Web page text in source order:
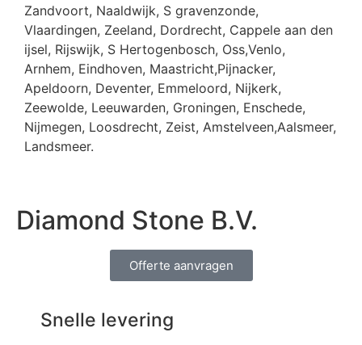
Zandvoort, Naaldwijk, S gravenzonde,
Vlaardingen, Zeeland, Dordrecht, Cappele aan den
ijsel, Rijswijk, S Hertogenbosch, Oss,Venlo,
Arnhem, Eindhoven, Maastricht,Pijnacker,
Apeldoorn, Deventer, Emmeloord, Nijkerk,
Zeewolde, Leeuwarden, Groningen, Enschede,
Nijmegen, Loosdrecht, Zeist, Amstelveen,Aalsmeer,
Landsmeer.
Diamond Stone B.V.
Offerte aanvragen
Snelle levering